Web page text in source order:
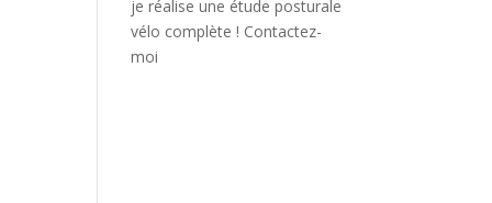
je réalise une étude posturale
vélo complète ! Contactez-
moi